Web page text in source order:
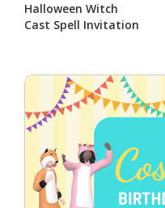
Halloween Witch
Cast Spell Invitation